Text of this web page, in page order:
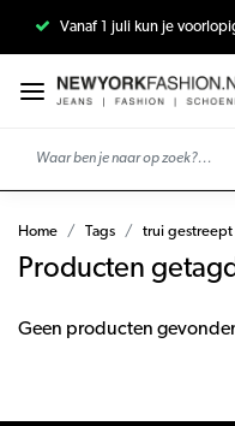
Vanaf 1 juli kun je
Home Tags trui gestreept
Producten
Geen producten